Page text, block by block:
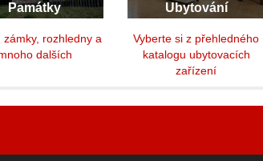
Památky
zámky, rozhledny a
dalších
Ubytování
Vyberte si z přehledného
katalogu ubytovacích
zařízení